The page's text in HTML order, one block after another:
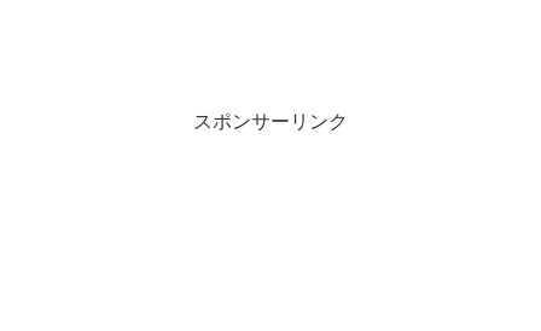
スポンサーリンク